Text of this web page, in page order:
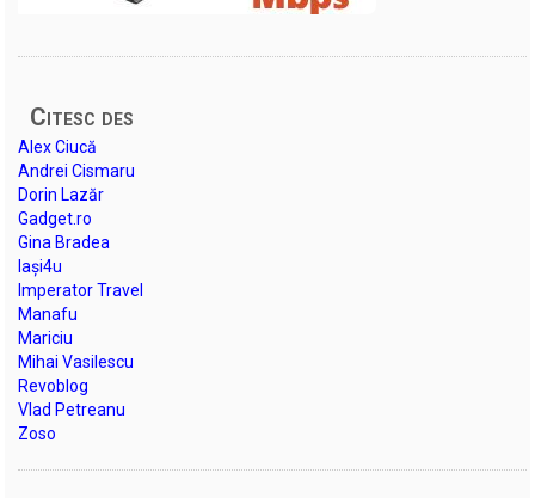
Citesc des
Alex Ciucă
Andrei Cismaru
Dorin Lazăr
Gadget.ro
Gina Bradea
Iași4u
Imperator Travel
Manafu
Mariciu
Mihai Vasilescu
Revoblog
Vlad Petreanu
Zoso